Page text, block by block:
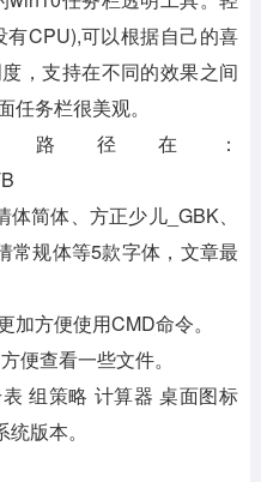
CPU),可以根据自己的喜
，支持在不同的效果之间
务栏很美观。
装路径在：
简体、方正少儿_GBK、
常规体等5款字体，文章最
方便使用CMD命令。
便查看一些文件。
组策略 计算器 桌面图标
版本。